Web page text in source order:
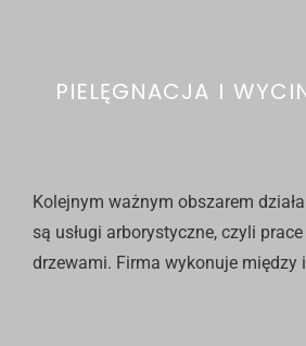
PIELĘGNACJA I
Kolejnym ważnym obszarem
są usługi arborystyczne, czyli
drzewami. Firma wykonuje między